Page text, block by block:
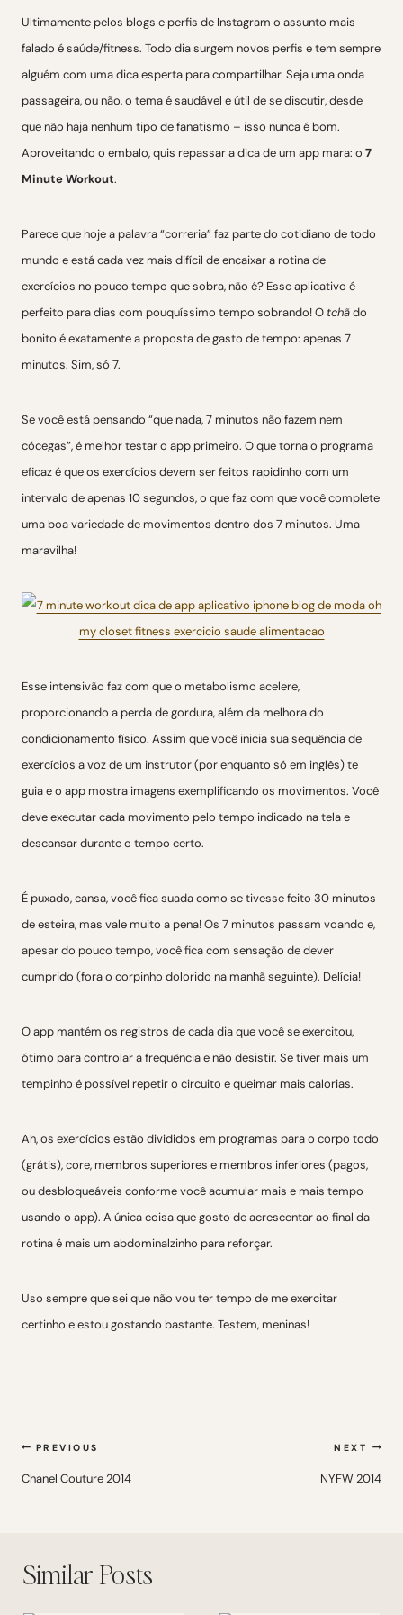
Ultimamente pelos blogs e perfis de Instagram o assunto mais
falado é saúde/fitness. Todo dia surgem novos perfis e tem sempre
alguém com uma dica esperta para compartilhar. Seja uma onda
passageira, ou não, o tema é saudável e útil de se discutir, desde
que não haja nenhum tipo de fanatismo – isso nunca é bom.
Aproveitando o embalo, quis repassar a dica de um app mara: o 7
Minute Workout.
Parece que hoje a palavra “correria” faz parte do cotidiano de todo
mundo e está cada vez mais difícil de encaixar a rotina de
exercícios no pouco tempo que sobra, não é? Esse aplicativo é
perfeito para dias com pouquíssimo tempo sobrando! O tchãdo
bonito é exatamente a proposta de gasto de tempo: apenas 7
minutos. Sim, só 7.
Se você está pensando “que nada, 7 minutos não fazem nem
cócegas”, é melhor testar o app primeiro. O que torna o programa
eficaz é que os exercícios devem ser feitos rapidinho com um
intervalo de apenas 10 segundos, o que faz com que você complete
uma boa variedade de movimentos dentro dos 7 minutos. Uma
maravilha!
Esse intensivão faz com que o metabolismo acelere,
proporcionando a perda de gordura, além da melhora do
condicionamento físico. Assim que você inicia sua sequência de
exercícios a voz de um instrutor (por enquanto só em inglês) te
guia e o app mostra imagens exemplificando os movimentos. Você
deve executar cada movimento pelo tempo indicado na tela e
descansar durante o tempo certo.
É puxado, cansa, você fica suada como se tivesse feito 30 minutos
de esteira, mas vale muito a pena! Os 7 minutos passam voando e,
apesar do pouco tempo, você fica com sensação de dever
cumprido (fora o corpinho dolorido na manhã seguinte). Delícia!
O app mantém os registros de cada dia que você se exercitou,
ótimo para controlar a frequência e não desistir. Se tiver mais um
tempinho é possível repetir o circuito e queimar mais calorias.
Ah, os exercícios estão divididos em programas para o corpo todo
(grátis), core, membros superiores e membros inferiores (pagos,
ou desbloqueáveis conforme você acumular mais e mais tempo
usando o app). A única coisa que gosto de acrescentar ao final da
rotina é mais um abdominalzinho para reforçar.
Uso sempre que sei que não vou ter tempo de me exercitar
certinho e estou gostando bastante. Testem, meninas!
Navegação
de
PREVIOUS
Chanel Couture 2014
NEXT
NYFW 2014
Similar Posts